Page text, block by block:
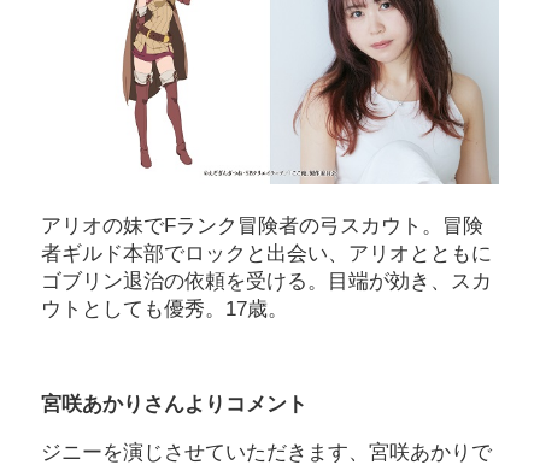
アリオの妹でFランク冒険者の弓スカウト。冒険
者ギルド本部でロックと出会い、アリオとともに
ゴブリン退治の依頼を受ける。目端が効き、スカ
ウトとしても優秀。17歳。
宮咲あかりさんよりコメント
ジニーを演じさせていただきます、宮咲あかりで